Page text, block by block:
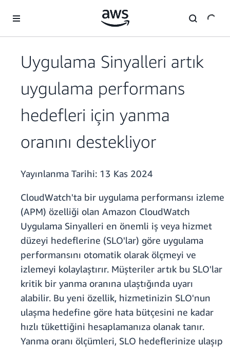
Uygulama Sinyalleri artık
uygulama performans
hedefleri için yanma
oranını destekliyor
Yayınlanma Tarihi: 13 Kas 2024
CloudWatch'ta bir uygulama performansı izleme
(APM) özelliği olan Amazon CloudWatch
Uygulama Sinyalleri en önemli iş veya hizmet
düzeyi hedeflerine (SLO'lar) göre uygulama
performansını otomatik olarak ölçmeyi ve
izlemeyi kolaylaştırır. Müşteriler artık bu SLO'lar
kritik bir yanma oranına ulaştığında uyarı
alabilir. Bu yeni özellik, hizmetinizin SLO'nun
ulaşma hedefine göre hata bütçesini ne kadar
hızlı tükettiğini hesaplamanıza olanak tanır.
Yanma oranı ölçümleri, SLO hedeflerinize ulaşıp